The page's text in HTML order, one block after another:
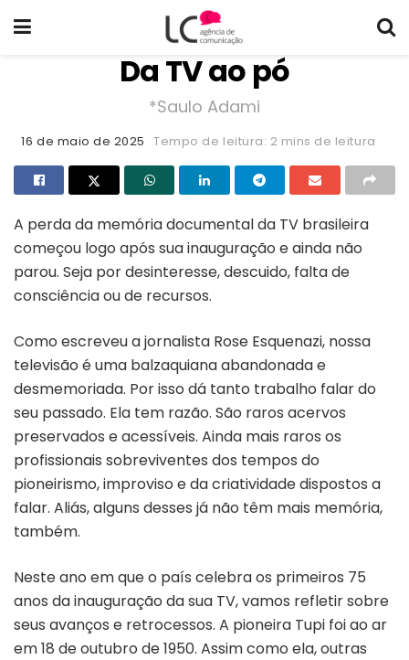
Da TV ao pó
*Saulo Adami
16 de maio de 2025 Tempo de leitura: 2 mins de leitura
A perda da memória documental da TV brasileira
começou logo após sua inauguração e ainda não
parou. Seja por desinteresse, descuido, falta de
consciência ou de recursos.
Como escreveu a jornalista Rose Esquenazi, nossa
televisão é uma balzaquiana abandonada e
desmemoriada. Por isso dá tanto trabalho falar do
seu passado. Ela tem razão. São raros acervos
preservados e acessíveis. Ainda mais raros os
profissionais sobreviventes dos tempos do
pioneirismo, improviso e da criatividade dispostos a
falar. Aliás, alguns desses já não têm mais memória,
também.
Neste ano em que o país celebra os primeiros 75
anos da inauguração da sua TV, vamos refletir sobre
seus avanços e retrocessos. A pioneira Tupi foi ao ar
em 18 de outubro de 1950. Assim como ela, outras